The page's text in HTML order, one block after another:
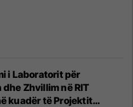
i Laboratorit për
Zhvillim në RIT
kuadër të Projektit